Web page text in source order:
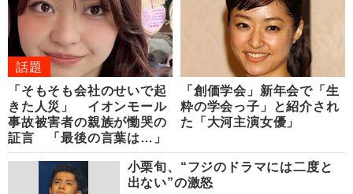
話題
「そもそも会社のせいで起
きた人災」 イオンモール
事故被害者の親族が慟哭の
証言 「最後の言葉は…」
「創価学会」新年会で「生
粋の学会っ子」と紹介され
た「大河主演女優」
小栗旬、“フジのドラマには二度と
出ない”の激怒